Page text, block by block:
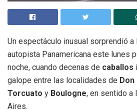
Un espectáculo inusual sorprendió
autopista Panamericana este lunes
noche, cuando decenas de caballos
galope entre las localidades de Don
Torcuato y Boulogne, en sentido a
Aires.